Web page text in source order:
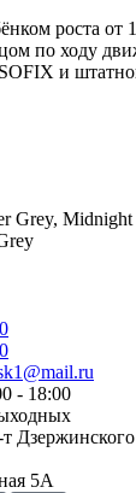
роста от
по ходу
и
Grey,
- 18:00
5А